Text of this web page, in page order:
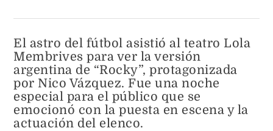
El astro del fútbol asistió al teatro Lola
Membrives para ver la versión
argentina de “Rocky”, protagonizada
por Nico Vázquez. Fue una noche
especial para el público que se
emocionó con la puesta en escena y la
actuación del elenco.